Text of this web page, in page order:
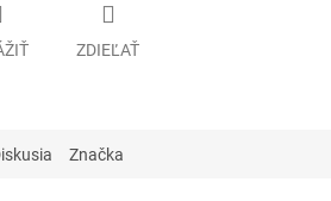
ZDIEĽAŤ
Značka